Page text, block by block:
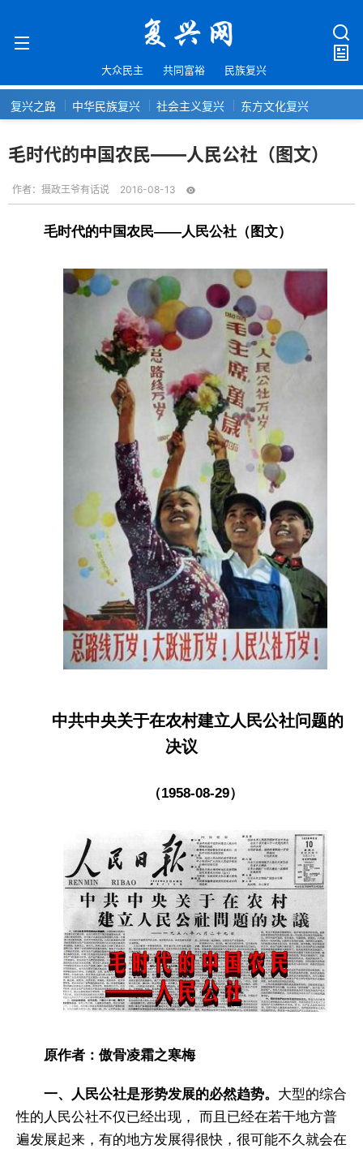
大众民主 共同富裕 民族复兴
复兴之路 中华民族复兴 社会主义复兴 东方文化复兴
毛时代的中国农民——人民公社（图文）
作者： 摄政王爷有话说 2016-08-13
毛时代的中国农民——人民公社（图文）
中共中央关于在农村建立人民公社问题的
决议
（1958-08-29）
原作者：傲骨凌霜之寒梅
一、人民公社是形势发展的必然趋势。 大型的综合
性的人民公社不仅已经出现， 而且已经在若干地方普
遍发展起来，有的地方发展得很快，很可能不久就会在